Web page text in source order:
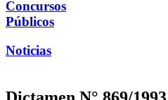
Concursos
Públicos
Noticias